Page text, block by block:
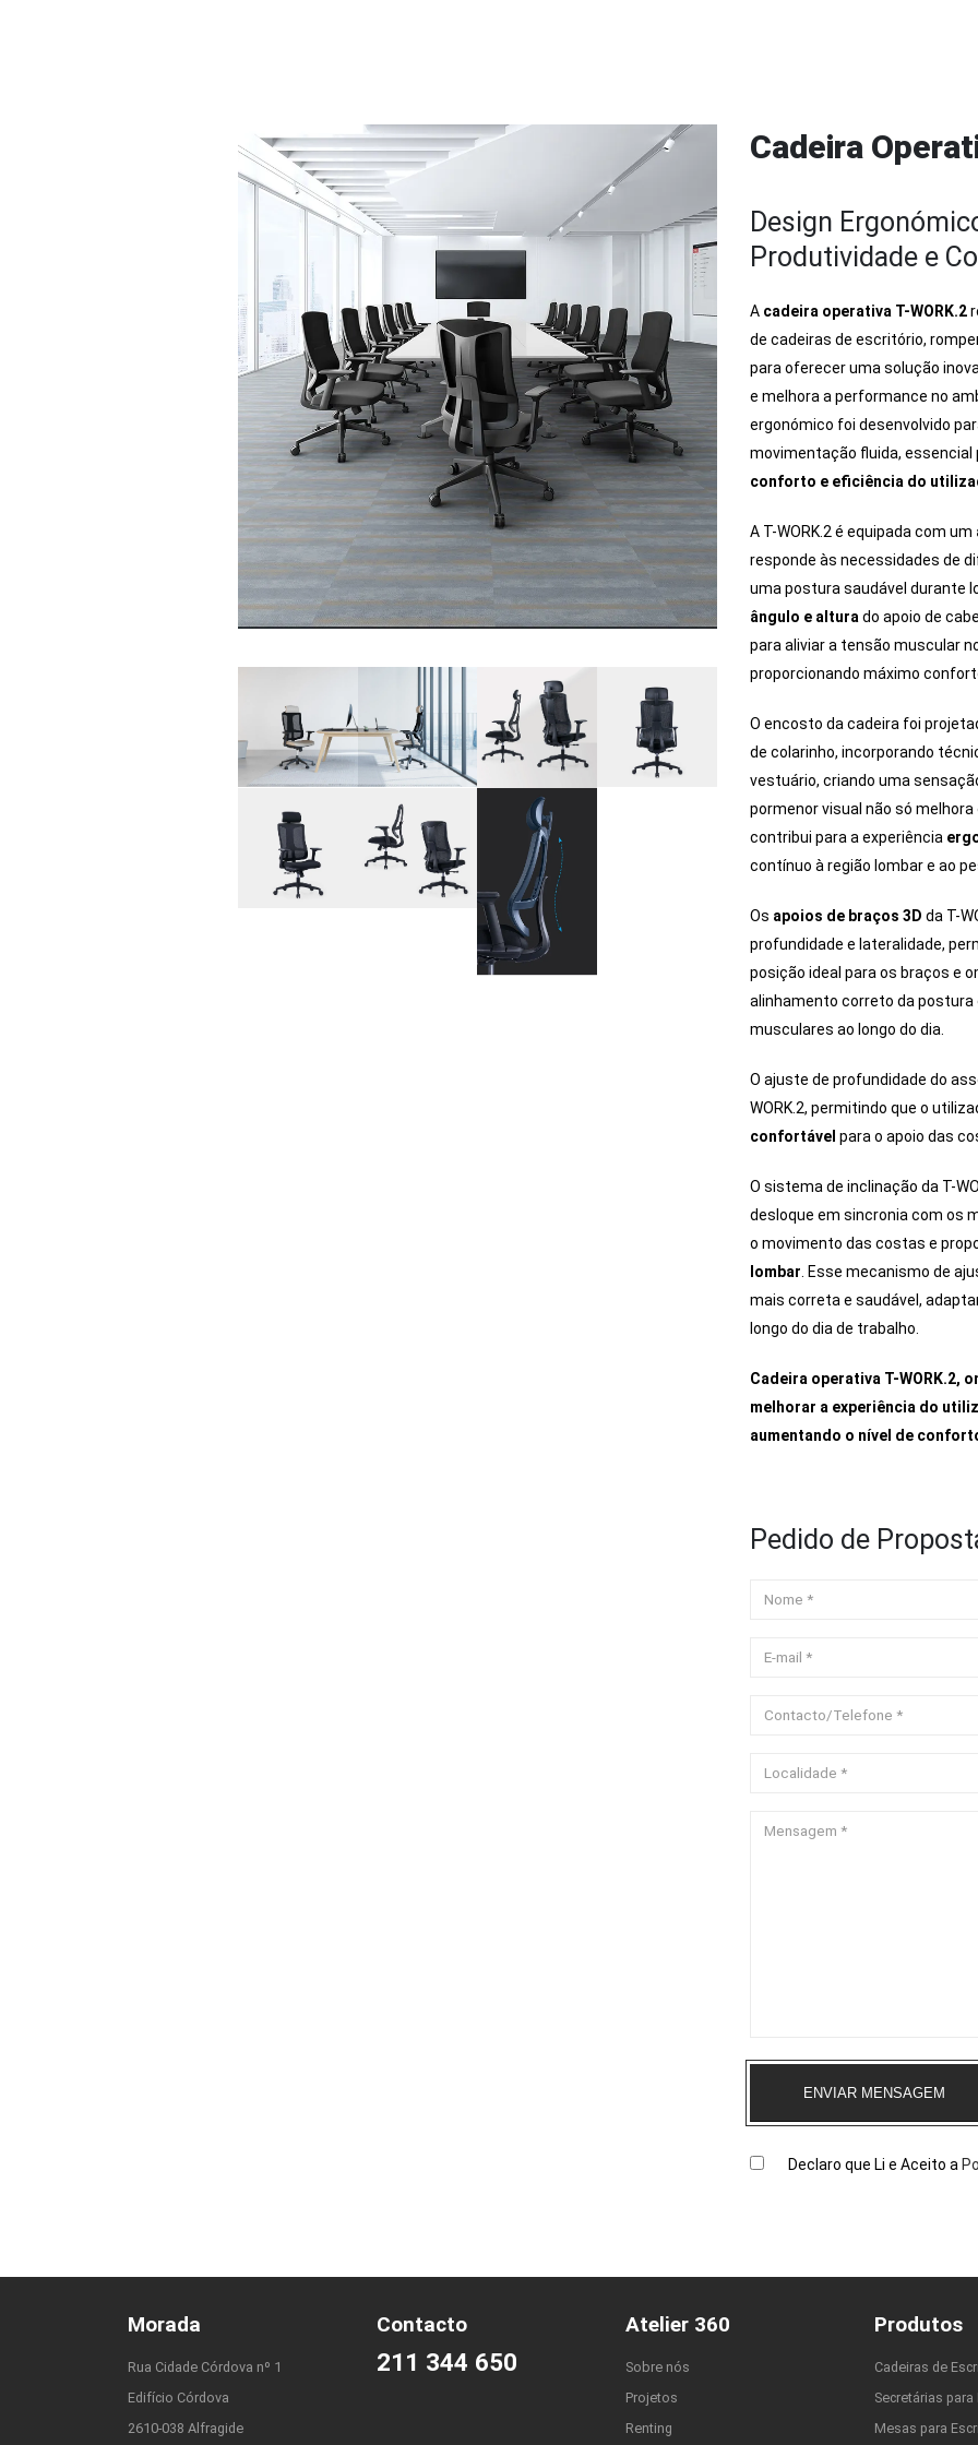
Cadeira
Design
Produtividade e
A cadeira operativa T-WORK.2
de cadeiras de escritório,
para oferecer uma solução
e melhora a performance no
ergonómico foi desenvolvido
movimentação fluida, essencial
conforto e eficiência do
A T-WORK.2 é equipada com um
responde às necessidades de
uma postura saudável durante
ângulo e altura do apoio de
para aliviar a tensão muscular
proporcionando máximo
O encosto da cadeira foi
de colarinho, incorporando
vestuário, criando uma
pormenor visual não só
contribui para a experiência
contínuo à região lombar e ao
Os apoios de braços 3D da T-
profundidade e lateralidade,
posição ideal para os braços e
alinhamento correto da
musculares ao longo do dia.
O ajuste de profundidade do
WORK.2, permitindo que o
confortável para o apoio das
O sistema de inclinação da T-
desloque em sincronia com os
o movimento das costas e
lombar . Esse mecanismo de
mais correta e saudável,
longo do dia de trabalho.
Cadeira operativa T-WORK.2,
melhorar a experiência do
aumentando o nível de
Pedido de
ENVIAR MENSAGEM
Declaro que Li e Aceito a
Morada
Rua Cidade Córdova nº 1
Edifício Córdova
2610-038 Alfragide
Contacto
211 344 650
Atelier 360
Sobre nós
Projetos
Renting
Produtos
Cadeiras de
Secretárias
Mesas para